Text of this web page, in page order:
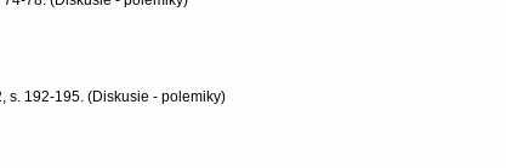
s. 192-195. (Diskusie - polemiky)